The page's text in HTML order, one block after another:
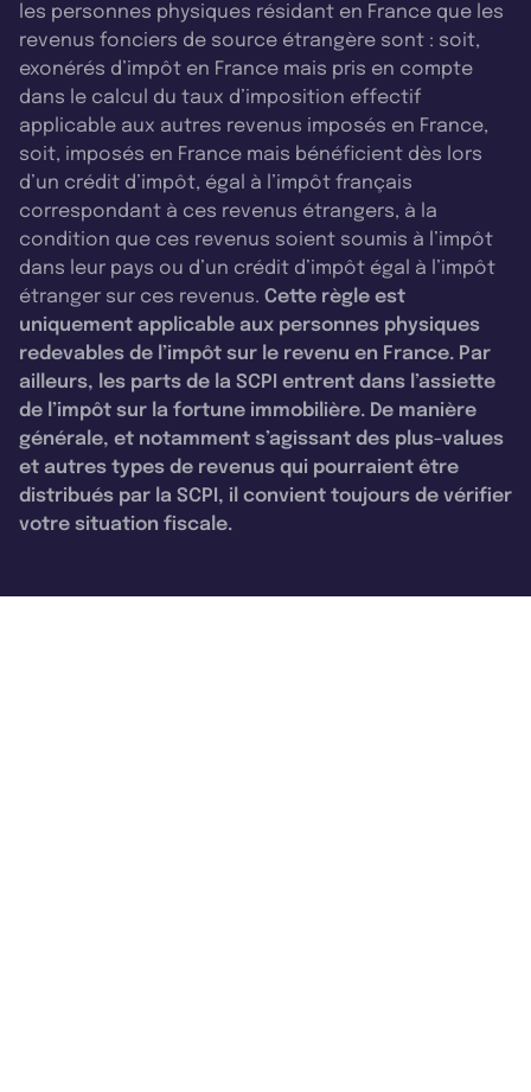
les personnes physiques résidant en France que les
revenus fonciers de source étrangère sont : soit,
exonérés d’impôt en France mais pris en compte
dans le calcul du taux d’imposition effectif
applicable aux autres revenus imposés en France,
soit, imposés en France mais bénéficient dès lors
d’un crédit d’impôt, égal à l’impôt français
correspondant à ces revenus étrangers, à la
condition que ces revenus soient soumis à l’impôt
dans leur pays ou d’un crédit d’impôt égal à l’impôt
étranger sur ces revenus. Cette règle est
uniquement applicable aux personnes physiques
redevables de l’impôt sur le revenu en France. Par
ailleurs, les parts de la SCPI entrent dans l’assiette
de l’impôt sur la fortune immobilière. De manière
générale, et notamment s’agissant des plus-values
et autres types de revenus qui pourraient être
distribués par la SCPI, il convient toujours de vérifier
votre situation fiscale.